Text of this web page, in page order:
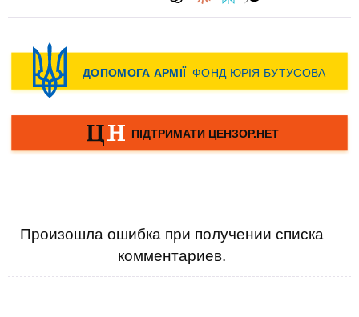
Произошла ошибка при получении списка
комментариев.